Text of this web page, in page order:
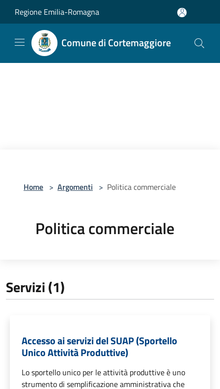
Regione Emilia-Romagna
Comune di Cortemaggiore
Home > Argomenti > Politica commerciale
Politica commerciale
Servizi (1)
Accesso ai servizi del SUAP (Sportello
Unico Attività Produttive)
Lo sportello unico per le attività produttive è uno
strumento di semplificazione amministrativa che